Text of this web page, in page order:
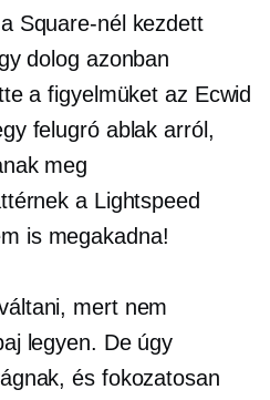
Square-nél kezdett
dolog azonban
a figyelmüket az Ecwid
felugró ablak arról,
meg
a Lightspeed
is megakadna!
mert nem
legyen. De úgy
és fokozatosan